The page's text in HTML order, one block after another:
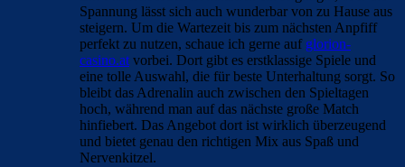
Spannung lässt sich auch wunderbar von zu Hause aus
steigern. Um die Wartezeit bis zum nächsten Anpfiff
perfekt zu nutzen, schaue ich gerne auf glorion-
casino.at vorbei. Dort gibt es erstklassige Spiele und
eine tolle Auswahl, die für beste Unterhaltung sorgt. So
bleibt das Adrenalin auch zwischen den Spieltagen
hoch, während man auf das nächste große Match
hinfiebert. Das Angebot dort ist wirklich überzeugend
und bietet genau den richtigen Mix aus Spaß und
Nervenkitzel.